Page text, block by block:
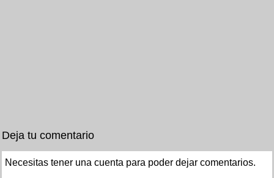
Deja tu comentario
Necesitas tener una cuenta para poder dejar comentarios.